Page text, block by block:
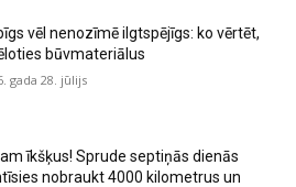
vēl nenozīmē ilgtspējīgs: ko vērtēt,
būvmateriālus
gada 28. jūlijs
īkšķus! Sprude septiņās dienās
nobraukt 4000 kilometrus un